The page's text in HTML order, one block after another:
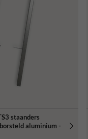
staanders
aluminium -